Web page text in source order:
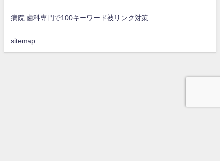
病院 歯科専門で100キーワード被リンク対策
sitemap